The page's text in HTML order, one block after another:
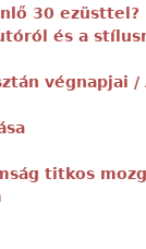
30 ezüsttel?
és a
végnapjai /
titkos